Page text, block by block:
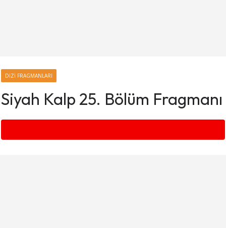
DIZI FRAGMANLARI
Siyah Kalp 25. Bölüm Fragmanı